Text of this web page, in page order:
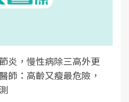
炎，慢性病除三高外更
師：高齡又瘦最危險，